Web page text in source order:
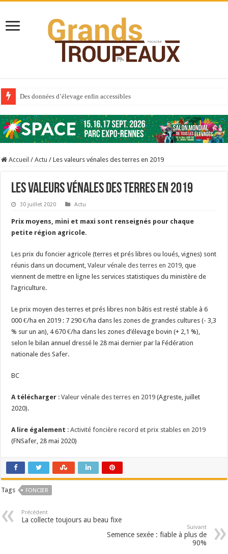
Des données d’élevage enfin accessibles
Au sommaire du premier numéro de 2025
Au sommaire de GTM 110
Aidez-nous à améliorer la santé de vos veaux !
Au sommaire de GTM 91
Prix du lait européen : la France résiste mieux
À l’est, un nouveau virus
Accueil / Actu / Les valeurs vénales des terres en 2019
Les valeurs vénales des terres en 2019
30 juillet 2020 Actu
Prix moyens, mini et maxi sont renseignés pour chaque
petite région agricole.
Les prix du foncier agricole (terres et prés libres ou loués, vignes) sont
réunis dans un document,Valeur vénale des terres en 2019, que
viennent de mettre en ligne les services statistiques du ministère de
l’agriculture.
Le prix moyen des terres et prés libres non bâtis est resté stable à 6
000 €/ha en 2019 : 7 290 €/ha dans les zones de grandes cultures (- 3,3
% sur un an), 4 670 €/ha dans les zones d’élevage bovin (+ 2,1 %),
selon le bilan annuel dressé le 28 mai dernier par la Fédération
nationale des Safer.
BC
A télécharger :Valeur vénale des terres en 2019 (Agreste, juillet
2020).
A lire également :Activité foncière record et prix stables en 2019
(FNSafer, 28 mai 2020)
Tags FONCIER
Précédent
La collecte toujours au beau fixe
Suivant
Semence sexée : fiable à plus de
90%